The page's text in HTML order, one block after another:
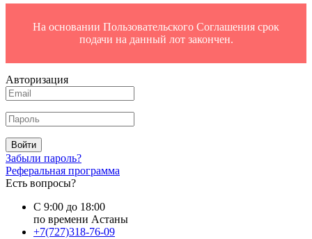
На основании Пользовательского Соглашения срок
подачи на данный лот закончен.
Авторизация
Войти
Забыли пароль?
Реферальная программа
Есть вопросы?
С 9:00 до 18:00
по времени Астаны
+7(727)318-76-09